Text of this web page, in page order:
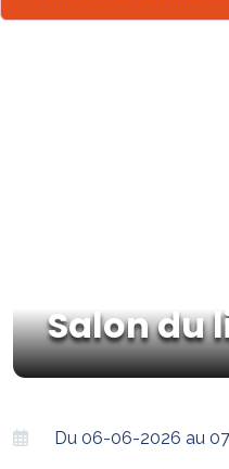
Salon du
Du 06-06-2026 au